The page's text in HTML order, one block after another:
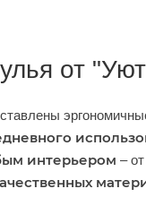
от
интерьером –